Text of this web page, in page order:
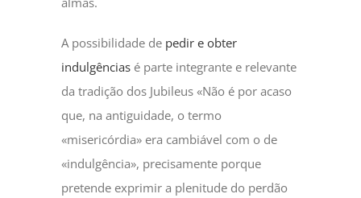
A possibilidade de pedir e obter
indulgências é parte integrante e relevante
da tradição dos Jubileus «Não é por acaso
que, na antiguidade, o termo
«misericórdia» era cambiável com o de
«indulgência», precisamente porque
pretende exprimir a plenitude do perdão